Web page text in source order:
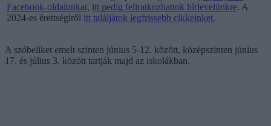
Facebook-oldalunkat, itt pedig feliratkozhattok hírlevelünkre. A
2024-es érettségiről itt találjátok legfrissebb cikkeinket.
A szóbeliket emelt szinten június 5-12. között, középszinten június
17. és július 3. között tartják majd az iskolákban.